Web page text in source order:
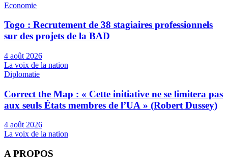
Economie
Togo : Recrutement de 38 stagiaires professionnels
sur des projets de la BAD
4 août 2026
La voix de la nation
Diplomatie
Correct the Map : « Cette initiative ne se limitera pas
aux seuls États membres de l’UA » (Robert Dussey)
4 août 2026
La voix de la nation
A PROPOS